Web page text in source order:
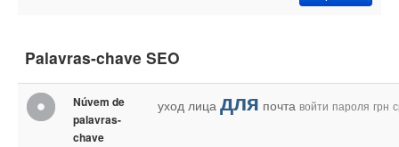
Palavras-chave SEO
Núvem de
palavras-
chave
уход лица для почта войти пароля грн